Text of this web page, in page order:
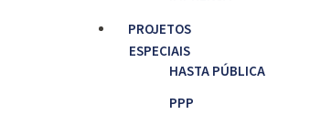
PROJETOS
ESPECIAIS
HASTA PÚBLICA
PPP